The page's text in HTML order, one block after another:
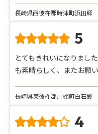
長崎県西彼杵郡時津町浜田郷
5
とてもきれいになりまし
も素晴らしく、またお願
長崎県東彼杵郡川棚町白石郷
4